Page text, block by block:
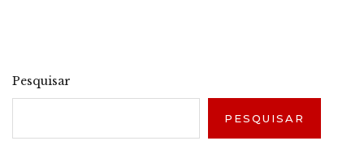
Pesquisar
PESQUISAR